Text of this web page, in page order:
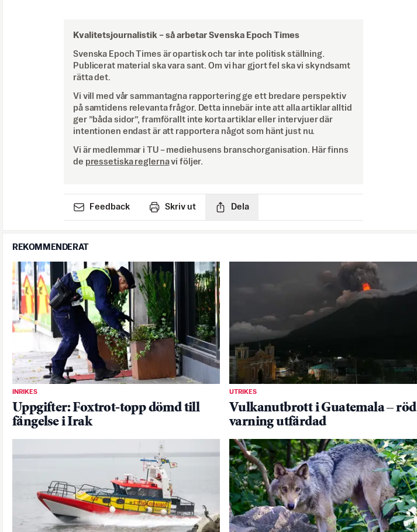
Kvalitetsjournalistik – så arbetar Svenska Epoch Times
Svenska Epoch Times är opartisk och tar inte politisk ställning.
Publicerat material ska vara sant. Om vi har gjort fel ska vi skyndsamt
rätta det.
Vi vill med vår sammantagna rapportering ge ett bredare perspektiv
på samtidens relevanta frågor. Detta innebär inte att alla artiklar alltid
ger ”båda sidor”, framförallt inte korta artiklar eller intervjuer där
intentionen endast är att rapportera något som hänt just nu.
Vi är medlemmar i TU – mediehusens branschorganisation. Här finns
de pressetiska reglernavi följer.
Feedback Skriv ut Dela
REKOMMENDERAT
INRIKES
Uppgifter: Foxtrot-topp dömd till
fängelse i Irak
UTRIKES
Vulkanutbrott i Guatemala – röd
varning utfärdad